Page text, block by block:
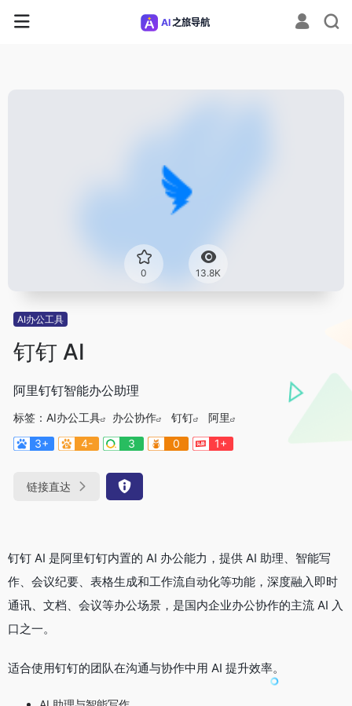
0 13.8K
AI办公工具
钉钉 AI
阿里钉钉智能办公助理
标签： AI办公工具 办公协作 钉钉
阿里
3+
4- 3 0 1+
链接直达
钉钉 AI 是阿里钉钉内置的 AI 办公能力，提供 AI 助理、智能写
作、会议纪要、表格生成和工作流自动化等功能，深度融入即时
通讯、文档、会议等办公场景，是国内企业办公协作的主流 AI 入
口之一。
适合使用钉钉的团队在沟通与协作中用 AI 提升效率。